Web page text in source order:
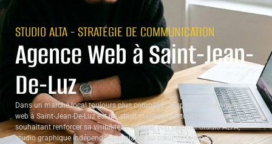
STUDIO ALTA - STRATÉGIE DE COMMUNICATION
Agence Web à Saint-Jean-
De-Luz
Dans un marché local toujours plus compétitif, disposer d’une agence
web à Saint-Jean-De-Luz est un atout majeur pour toute entreprise
souhaitant renforcer sa visibilité et affirmer son identité. Studio ALTA,
studio graphique indépendant implanté au cœur de la région,